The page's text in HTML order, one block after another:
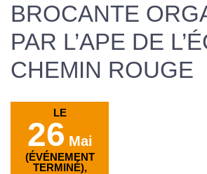
BROCANTE
PAR L’APE DE
CHEMIN ROUGE
LE
26 Mai
(ÉVÉNEMENT
TERMINÉ),